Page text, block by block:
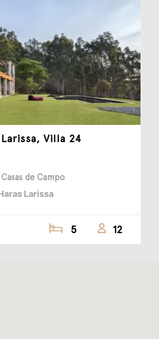
Larissa, Villa 24
Casas de Campo
Larissa
5 12